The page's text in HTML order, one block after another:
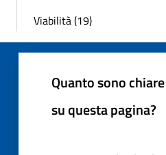
Viabilità (19)
Quanto sono
su questa pagina?